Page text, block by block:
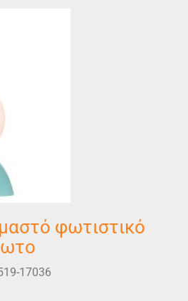
φωτιστικό
17036